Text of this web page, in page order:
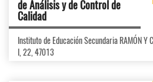
de Análisis y de Control de
Calidad
Instituto de Educación Secundaria RAMÓN Y
I, 22, 47013